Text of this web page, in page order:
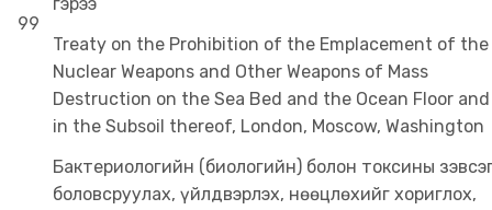
99
Treaty on the Prohibition of the Emplacement of the
Nuclear Weapons and Other Weapons of Mass
Destruction on the Sea Bed and the Ocean Floor and
in the Subsoil thereof, London, Moscow, Washington
Бактериологийн (биологийн) болон токсины
боловсруулах, үйлдвэрлэх, нөөцлөхийг хориглох,